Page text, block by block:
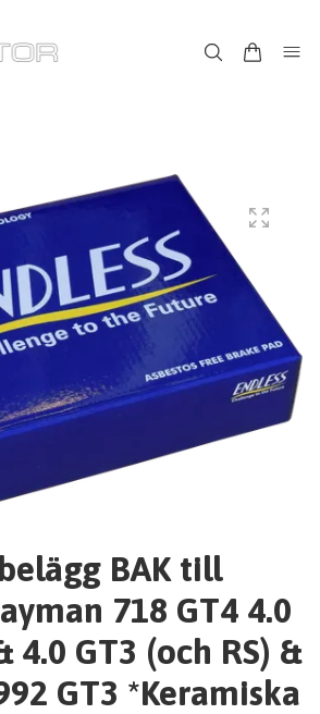
belägg BAK till
718 GT4 4.0
4.0 GT3 (och RS) &
GT3 *Keramiska